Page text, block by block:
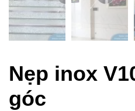
Nẹp inox
góc